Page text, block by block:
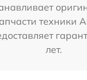
техники
лет.